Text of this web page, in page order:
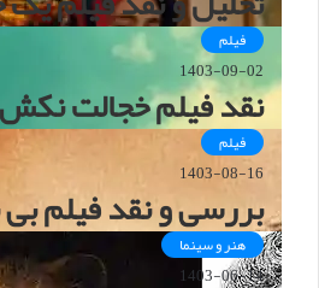
فیلم
1403-09-02
نقد فیلم خجالت نکش 2
فیلم
1403-08-16
بررسی و نقد فیلم
هنر و سینما
1403-06-14